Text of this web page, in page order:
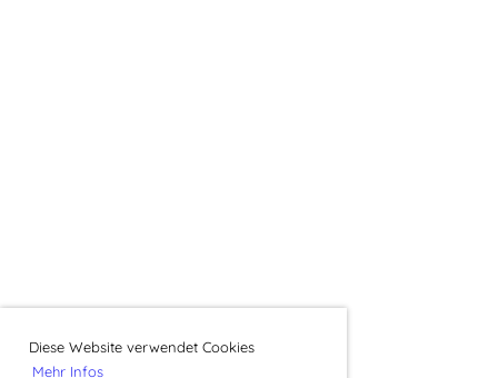
Diese Website verwendet Cookies
Mehr Infos